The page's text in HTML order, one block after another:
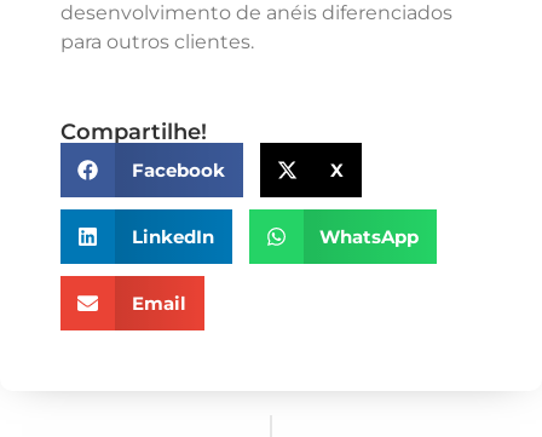
desenvolvimento de anéis diferenciados
para outros clientes.
Compartilhe!
Facebook X
LinkedIn WhatsApp
Email